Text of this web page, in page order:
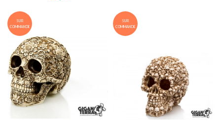
SUR
COMMANDE
SUR
COMMANDE